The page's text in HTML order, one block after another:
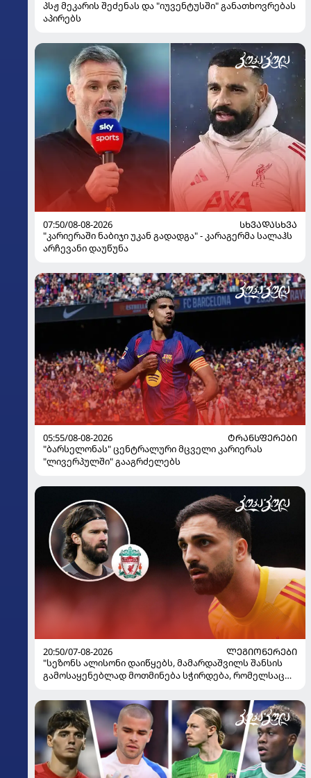
პსჟ მეკარის შეძენას და "იუვენტუსში" განათხოვრებას
აპირებს
07:50/08-08-2026
ᲡᲮᲕᲐᲓᲐᲡᲮᲕᲐ
"კარიერაში ნაბიჯი უკან გადადგა" - კარაგერმა სალაჰს
არჩევანი დაუწუნა
05:55/08-08-2026
ᲢᲠᲐᲜᲡᲤᲔᲠᲔᲑᲘ
"ბარსელონას" ცენტრალური მცველი კარიერას
"ლივერპულში" გააგრძელებს
20:50/07-08-2026
ᲚᲔᲒᲘᲝᲜᲔᲠᲔᲑᲘ
"სეზონს ალისონი დაიწყებს, მამარდაშვილს შანსის
გამოსაყენებლად მოთმინება სჭირდება, რომელსაც
ყოფილმა მეკარემ